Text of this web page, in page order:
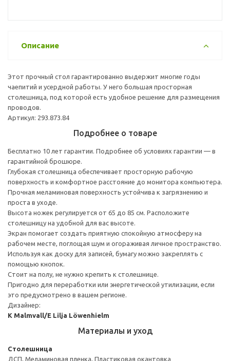
Описание
Этот прочный стол гарантированно выдержит многие годы
чаепитий и усердной работы. У него большая просторная
столешница, под которой есть удобное решение для размещения
проводов.
Артикул: 293.873.84
Подробнее о товаре
Бесплатно 10 лет гарантии. Подробнее об условиях гарантии — в
гарантийной брошюре.
Глубокая столешница обеспечивает просторную рабочую
поверхность и комфортное расстояние до монитора компьютера.
Прочная меламиновая поверхность устойчива к загрязнению и
проста в уходе.
Высота ножек регулируется от 65 до 85 см. Расположите
столешницу на удобной для вас высоте.
Экран помогает создать приятную спокойную атмосферу на
рабочем месте, поглощая шум и огораживая личное пространство.
Используя как доску для записей, бумагу можно закреплять с
помощью кнопок.
Стоит на полу, не нужно крепить к столешнице.
Пригодно для переработки или энергетической утилизации, если
это предусмотрено в вашем регионе.
Дизайнер:
K Malmvall/E Lilja Löwenhielm
Материалы и уход
Столешница
ДСП, Меламиновая пленка, Пластиковая окантовка